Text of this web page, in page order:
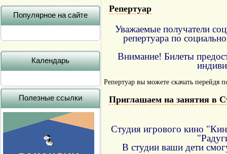
Популярное на сайте
Календарь
Полезные ссылки
Репертуар
Уважаемые получатели
репертуара по
Внимание! Билеты
Репертуар вы можете скачать перейдя
Приглашаем на занятия в
Студия игрового кино
В студии ваши дети